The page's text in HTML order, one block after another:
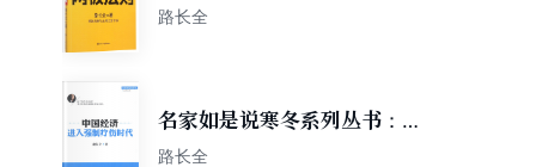
唯一
路长全
名家如是说寒冬系列丛书：中
国经济进入强制疗伤时代
路长全